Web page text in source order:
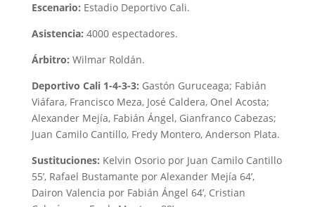
Escenario: Estadio Deportivo Cali.
Asistencia: 4000 espectadores.
Árbitro: Wilmar Roldán.
Deportivo Cali 1-4-3-3: Gastón Guruceaga; Fabián
Viáfara, Francisco Meza, José Caldera, Onel Acosta;
Alexander Mejía, Fabián Ángel, Gianfranco Cabezas;
Juan Camilo Cantillo, Fredy Montero, Anderson Plata.
Sustituciones: Kelvin Osorio por Juan Camilo Cantillo
55’, Rafael Bustamante por Alexander Mejía 64’,
Dairon Valencia por Fabián Ángel 64’, Cristian